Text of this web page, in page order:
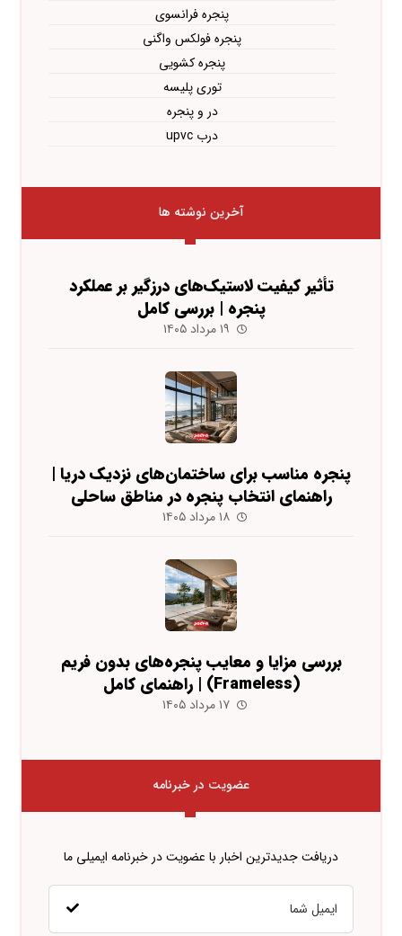
پنجره فرانسوی
پنجره فولکس واگنی
پنجره کشویی
توری پلیسه
در و پنجره
درب upvc
آخرین نوشته ها
تأثیر کیفیت لاستیک‌های درزگیر بر عملکرد
پنجره | بررسی کامل
۱۹ مرداد ۱۴۰۵
پنجره مناسب برای ساختمان‌های نزدیک دریا |
راهنمای انتخاب پنجره در مناطق ساحلی
۱۸ مرداد ۱۴۰۵
بررسی مزایا و معایب پنجره‌های بدون فریم
(Frameless) | راهنمای کامل
۱۷ مرداد ۱۴۰۵
عضویت در خبرنامه
دریافت جدیدترین اخبار با عضویت در خبرنامه ایمیلی ما